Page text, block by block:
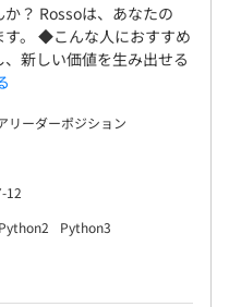
？ Rossoは、あなたの
す。 ◆こんな人におすすめ
新しい価値を生み出せる
リーダーポジション
12
Python2
Python3